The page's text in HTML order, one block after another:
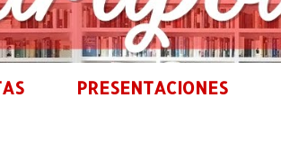
PRESENTACIONES